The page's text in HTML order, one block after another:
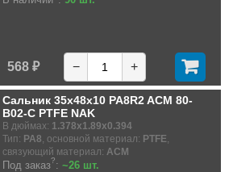
568 ₽ − +
Сальник 35x48x10 PA8R2 ACM 80-
B02-C PTFE NAK
В дюймах: 1.378x1.89x0.394
Тип: PA8, основной материал: PTFE,
связующий материал: ACM
Под заказ?: ~26 шт.